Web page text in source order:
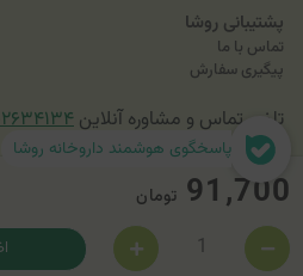
91,700 تومان
پشتیبانی روشا
تماس با ما
پیگیری سفارش
تلفن تماس و مشاوره آنلاین
پاسخگوی هوشمند داروخانه روشا